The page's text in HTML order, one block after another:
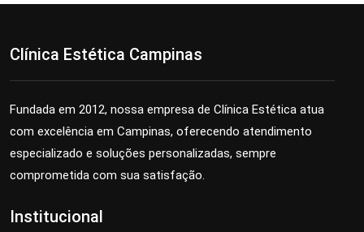
Clínica Estética Campinas
Fundada em 2012, nossa empresa de Clínica Estética atua
com excelência em Campinas, oferecendo atendimento
especializado e soluções personalizadas, sempre
comprometida com sua satisfação.
Institucional